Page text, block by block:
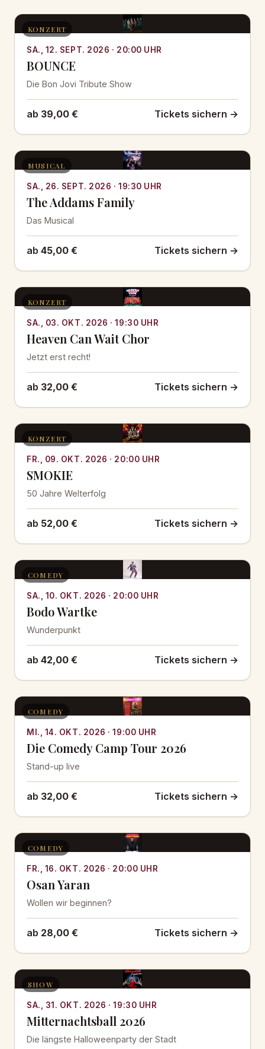
KONZERT
SA., 12. SEPT. 2026 · 20:00 UHR
BOUNCE
Die Bon Jovi Tribute Show
ab 39,00 € Tickets sichern →
MUSICAL
SA., 26. SEPT. 2026 · 19:30 UHR
The Addams Family
Das Musical
ab 45,00 € Tickets sichern →
KONZERT
SA., 03. OKT. 2026 · 19:30 UHR
Heaven Can Wait Chor
Jetzt erst recht!
ab 32,00 € Tickets sichern →
KONZERT
FR., 09. OKT. 2026 · 20:00 UHR
SMOKIE
50 Jahre Welterfolg
ab 52,00 € Tickets sichern →
COMEDY
SA., 10. OKT. 2026 · 20:00 UHR
Bodo Wartke
Wunderpunkt
ab 42,00 € Tickets sichern →
COMEDY
MI., 14. OKT. 2026 · 19:00 UHR
Die Comedy Camp Tour 2026
Stand-up live
ab 32,00 € Tickets sichern →
COMEDY
FR., 16. OKT. 2026 · 20:00 UHR
Osan Yaran
Wollen wir beginnen?
ab 28,00 € Tickets sichern →
SHOW
SA., 31. OKT. 2026 · 19:30 UHR
Mitternachtsball 2026
Die längste Halloweenparty der Stadt